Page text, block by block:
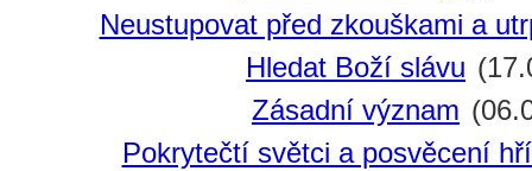
Neustupovat před zkouškami a
Hledat Boží slávu
Zásadní význam
Pokrytečtí světci a posvěcení